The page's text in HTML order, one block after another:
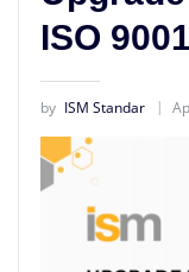
ISO 9001
by ISM Standar